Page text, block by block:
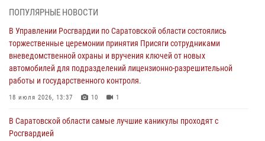
вневедомственной охраны и вручения ключей от новых
автомобилей для подразделений лицензионно-разрешительной
работы и государственного контроля.
18 июля 2026, 13:37 10 1
В Саратовской области самые лучшие каникулы проходят с
Росгвардией
В Саратове сотрудники Росгвардии первыми пришли на помощь к
ПОПУЛЯРНЫЕ НОВОСТИ
В Управлении Росгвардии по Саратовской области состоялись
торжественные церемонии принятия Присяги сотрудниками
вневедомственной охраны и вручения ключей от новых
автомобилей для подразделений лицензионно-разрешительной
работы и государственного контроля.
18 июля 2026, 13:37 10 1
В Саратовской области самые лучшие каникулы проходят с
Росгвардией